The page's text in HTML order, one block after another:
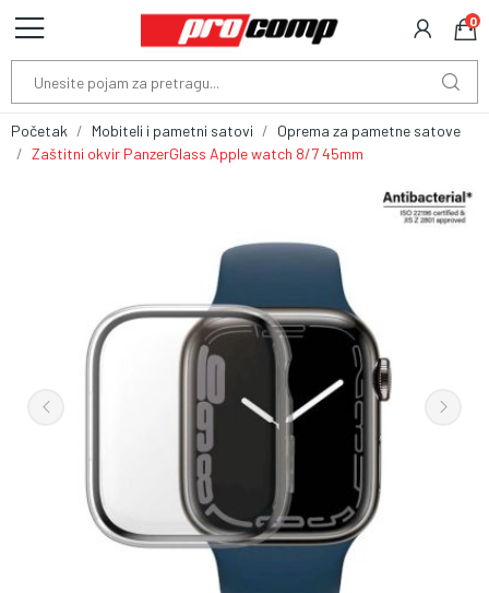
0
Početak Mobiteli i pametni satovi
Oprema za pametne satove
Zaštitni okvir PanzerGlass Apple watch 8/7 45mm